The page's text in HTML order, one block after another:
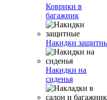
Коврики в
багажник
Накидки
Накидки на
сиденья